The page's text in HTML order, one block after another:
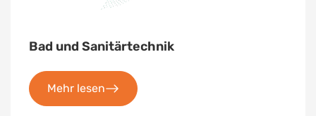
Bad und Sanitärtechnik
Mehr lesen